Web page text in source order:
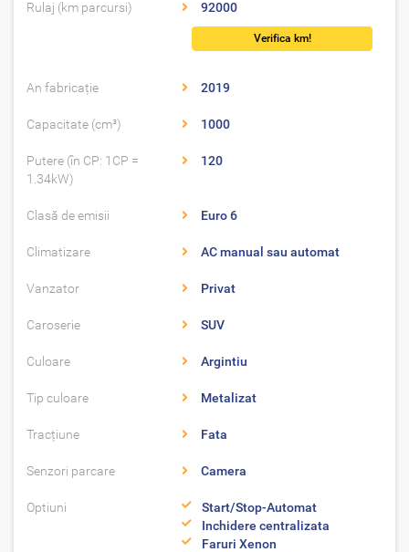
Rulaj (km parcursi) 92000
Verifica km!
An fabricație 2019
Capacitate (cm³) 1000
Putere (în CP: 1CP =
1.34kW)
120
Clasă de emisii Euro 6
Climatizare AC manual sau automat
Vanzator Privat
Caroserie SUV
Culoare Argintiu
Tip culoare Metalizat
Tracțiune Fata
Senzori parcare Camera
Optiuni
Start/Stop-Automat
Inchidere centralizata
Faruri Xenon